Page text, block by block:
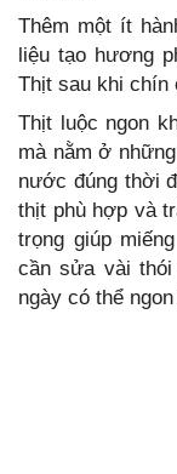
Thêm một ít
liệu tạo hương
Thịt sau khi chín
Thịt luộc ngon
mà nằm ở
nước đúng thời
thịt phù hợp và
trọng giúp
cần sửa vài thói
ngày có thể